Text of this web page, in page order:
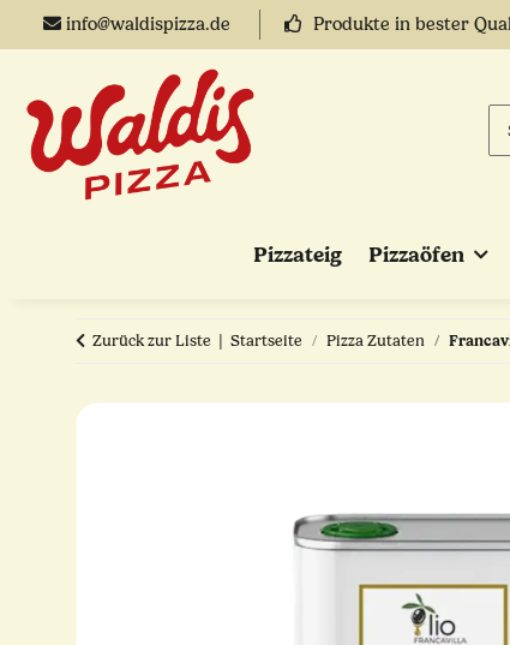
info@waldispizza.de Produkte in bester
Pizzateig Pizzaöfen
Zurück zur Liste Startseite Pizza Zutaten